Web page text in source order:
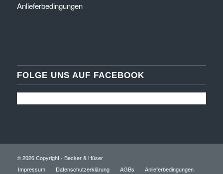
Anlieferbedingungen
FOLGE UNS AUF FACEBOOK
© 2026 Copyright - Becker & Hüser
Impressum
Datenschutzerklärung AGBs Anlieferbedingungen